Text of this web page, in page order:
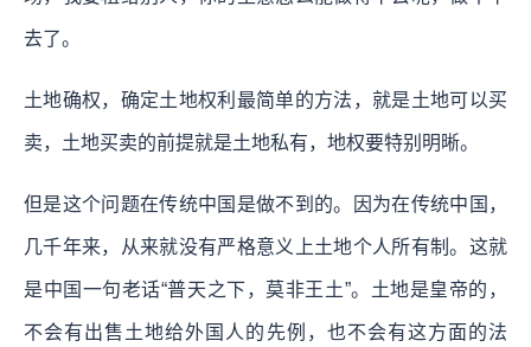
去了。
土地确权，确定土地权利最简单的方法，就是土地可以买
卖，土地买卖的前提就是土地私有，地权要特别明晰。
但是这个问题在传统中国是做不到的。因为在传统中国，
几千年来，从来就没有严格意义上土地个人所有制。这就
是中国一句老话“普天之下，莫非王土”。土地是皇帝的，
不会有出售土地给外国人的先例，也不会有这方面的法